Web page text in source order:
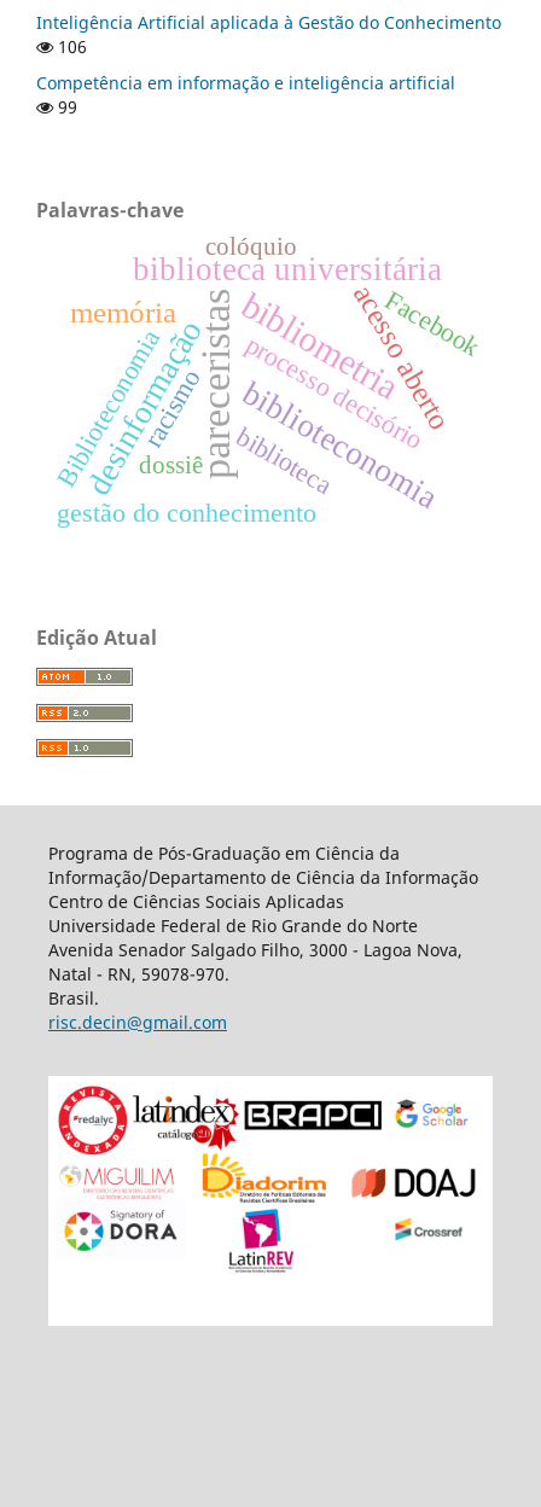
Inteligência Artificial aplicada à Gestão do Conhecimento
106
Competência em informação e inteligência artificial
99
Palavras-chave
pareceristasbibliometria
desinformação
biblioteca universitária
biblioteconomia
acesso aberto
memória
Biblioteconomia processo decisório
Facebook
racismo
biblioteca
gestão do conhecimento
dossiê
colóquio
Edição Atual
Programa de Pós-Graduação em Ciência da
Informação/Departamento de Ciência da Informação
Centro de Ciências Sociais Aplicadas
Universidade Federal de Rio Grande do Norte
Avenida Senador Salgado Filho, 3000 - Lagoa Nova,
Natal - RN, 59078-970.
Brasil.
risc.decin@gmail.com